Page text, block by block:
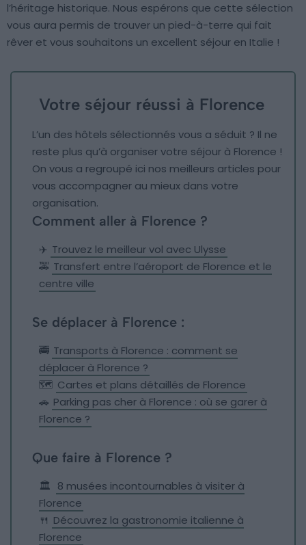
l’héritage historique. Nous espérons que cette sélection
vous aura permis de trouver un pied-à-terre qui fait
rêver et vous souhaitons un excellent séjour en Italie !
Votre séjour réussi à Florence
L’un des hôtels sélectionnés vous a séduit ? Il ne
reste plus qu’à organiser votre séjour à Florence !
On vous a regroupé ici nos meilleurs articles pour
vous accompagner au mieux dans votre
organisation.
Comment aller à Florence ?
✈️ Trouvez le meilleur vol avec Ulysse
🚕 Transfert entre l’aéroport de Florence et le
centre ville
Se déplacer à Florence :
🚎 Transports à Florence : comment se
déplacer à Florence ?
🗺️ Cartes et plans détaillés de Florence
🚗 Parking pas cher à Florence : où se garer à
Florence ?
Que faire à Florence ?
🏛 8 musées incontournables à visiter à
Florence
🍴 Découvrez la gastronomie italienne à
Florence